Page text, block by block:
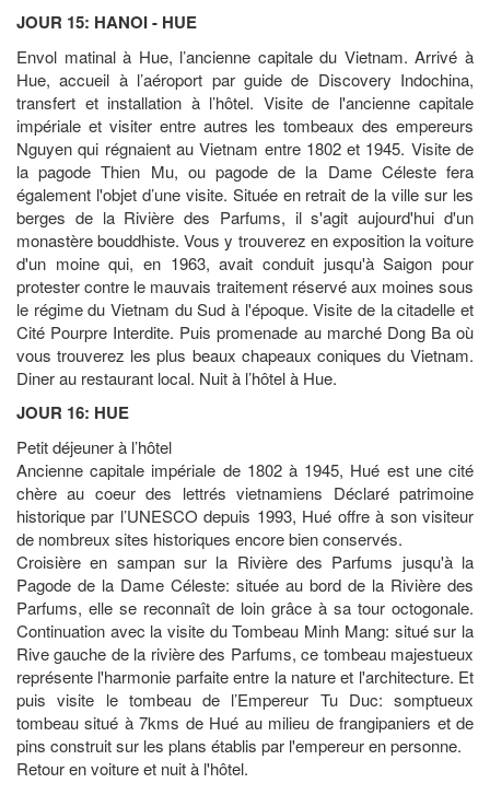
JOUR 15: HANOI - HUE
Envol matinal à Hue, l’ancienne capitale du Vietnam. Arrivé à
Hue, accueil à l’aéroport par guide de Discovery Indochina,
transfert et installation à l’hôtel. Visite de l'ancienne capitale
impériale et visiter entre autres les tombeaux des empereurs
Nguyen qui régnaient au Vietnam entre 1802 et 1945. Visite de
la pagode Thien Mu, ou pagode de la Dame Céleste fera
également l'objet d’une visite. Située en retrait de la ville sur les
berges de la Rivière des Parfums, il s'agit aujourd'hui d'un
monastère bouddhiste. Vous y trouverez en exposition la voiture
d'un moine qui, en 1963, avait conduit jusqu'à Saigon pour
protester contre le mauvais traitement réservé aux moines sous
le régime du Vietnam du Sud à l'époque. Visite de la citadelle et
Cité Pourpre Interdite. Puis promenade au marché Dong Ba où
vous trouverez les plus beaux chapeaux coniques du Vietnam.
Diner au restaurant local. Nuit à l’hôtel à Hue.
JOUR 16: HUE
Petit déjeuner à l’hôtel
Ancienne capitale impériale de 1802 à 1945, Hué est une cité
chère au coeur des lettrés vietnamiens Déclaré patrimoine
historique par l’UNESCO depuis 1993, Hué offre à son visiteur
de nombreux sites historiques encore bien conservés.
Croisière en sampan sur la Rivière des Parfums jusqu'à la
Pagode de la Dame Céleste: située au bord de la Rivière des
Parfums, elle se reconnaît de loin grâce à sa tour octogonale.
Continuation avec la visite du Tombeau Minh Mang: situé sur la
Rive gauche de la rivière des Parfums, ce tombeau majestueux
représente l'harmonie parfaite entre la nature et l'architecture. Et
puis visite le tombeau de l’Empereur Tu Duc: somptueux
tombeau situé à 7kms de Hué au milieu de frangipaniers et de
pins construit sur les plans établis par l'empereur en personne.
Retour en voiture et nuit à l'hôtel.